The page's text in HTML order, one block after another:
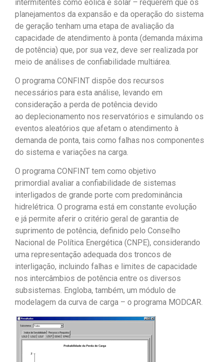
intermitentes como eólica e solar – requerem que os
planejamentos da expansão e da operação do sistema
de geração tenham uma etapa de avaliação da
capacidade de atendimento à ponta (demanda máxima
de potência) que, por sua vez, deve ser realizada por
meio de análises de confiabilidade multiárea.
O programa CONFINT dispõe dos recursos
necessários para esta análise, levando em
consideração a perda de potência devido
ao deplecionamento nos reservatórios e simulando os
eventos aleatórios que afetam o atendimento à
demanda de ponta, tais como falhas nos componentes
do sistema e variações na carga.
O programa CONFINT tem como objetivo
primordial avaliar a confiabilidade de sistemas
interligados de grande porte com predominância
hidrelétrica. O programa está em constante evolução
e já permite aferir o critério geral de garantia de
suprimento de potência, definido pelo Conselho
Nacional de Política Energética (CNPE), considerando
uma representação adequada dos troncos de
interligação, incluindo falhas e limites de capacidade
nos intercâmbios de potência entre os diversos
subsistemas. Engloba, também, um módulo de
modelagem da curva de carga – o programa MODCAR.